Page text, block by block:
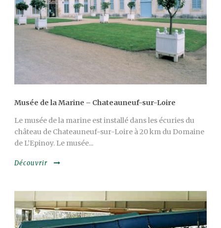
Musée de la Marine – Chateauneuf-sur-Loire
Le musée de la marine est installé dans les écuries du
château de Chateauneuf-sur-Loire à 20 km du Domaine
de L’Epinoy. Le musée...
Découvrir